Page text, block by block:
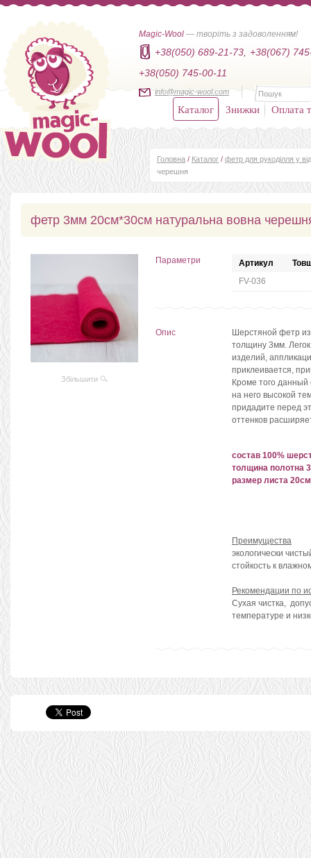
Magic-Wool — творіть з задоволенням!
+38(050) 689-21-73,
+38(067)
+38(050) 745-00-11
info@magic-wool.com
Каталог Знижки Оплата
Головна / Каталог / фетр для рукоділля у
черешня
фетр 3мм 20см*30см натуральна вовна
Збільшити
Параметри Артикул
FV-036
Опис
Шерстяной фетр
толщину 3мм.
изделий,
приклеивается,
Кроме того данный
на него высокой
придадите перед
оттенков
состав 100%
толщина полотна
размер листа
Преимущества
экологически
стойкость к
Рекомендации по
Сухая чистка,
температуре и